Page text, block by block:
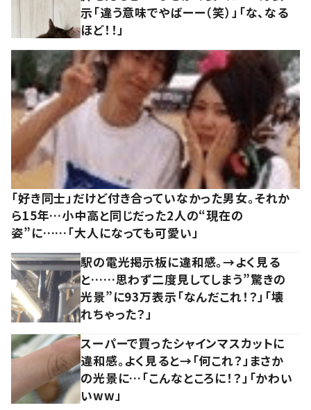
示「違う意味でやばーー（笑）」「な、なる
ほど！！」
「好き同士」だけど付き合っていなかった男女。それか
ら15年…小中高と同じだった2人の“現在の
姿”に……「大人になっても可愛い」
駅の電光掲示板に違和感。→よく見る
と……思わず二度見してしまう”驚きの
光景”に93万表示「なんだこれ！？」「壊
れちゃった？」
スーパーで買ったシャインマスカットに
違和感。よく見ると→「何これ？」まさか
の光景に…「こんなところに！？」「かわい
いww」